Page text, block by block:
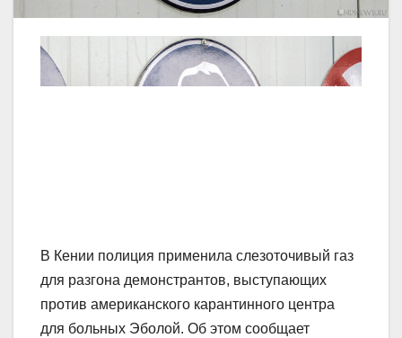
В Кении полиция применила слезоточивый газ
для разгона демонстрантов, выступающих
против американского карантинного центра
для больных Эболой. Об этом сообщает